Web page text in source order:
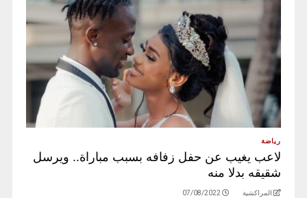
رياضة
لاعب يغيب عن حفل زفافه بسبب مباراة.. ويرسل
شقيقه بدلا منه
المراكشية 07/08/2022